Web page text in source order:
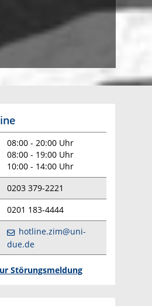
08:00 - 20:00 Uhr
08:00 - 19:00 Uhr
10:00 - 14:00 Uhr
0203 379-2221
0201 183-4444
hotline.zim@uni-
due.de
Störungsmeldung